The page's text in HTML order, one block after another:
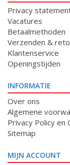
Privacy
Vacatures
Betaalmethoden
Verzenden &
Klantenservice
Openingstijden
INFORMATIE
Over ons
Algemene
Privacy Policy en
Sitemap
MIJN ACCOUNT